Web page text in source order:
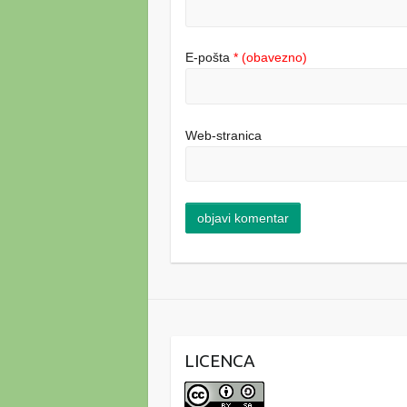
E-pošta* (obavezno)
Web-stranica
LICENCA